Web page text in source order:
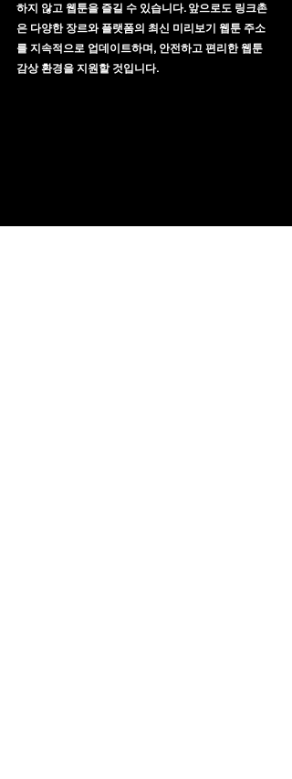
하지 않고 웹툰을 즐길 수 있습니다. 앞으로도 링크촌
은 다양한 장르와 플랫폼의 최신 미리보기 웹툰 주소
를 지속적으로 업데이트하며, 안전하고 편리한 웹툰
감상 환경을 지원할 것입니다.